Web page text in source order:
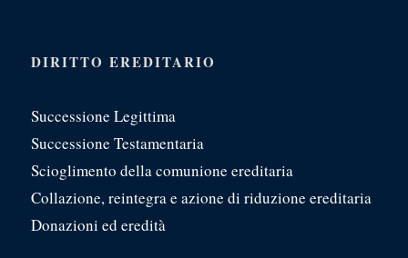
DIRITTO EREDITARIO
Successione Legittima
Successione Testamentaria
Scioglimento della comunione ereditaria
Collazione, reintegra e azione di riduzione ereditaria
Donazioni ed eredità